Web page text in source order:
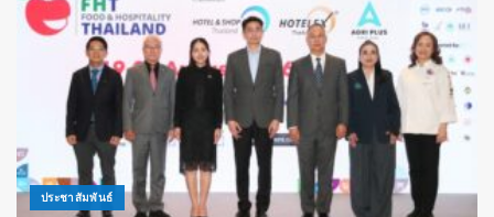
ประชาสัมพันธ์